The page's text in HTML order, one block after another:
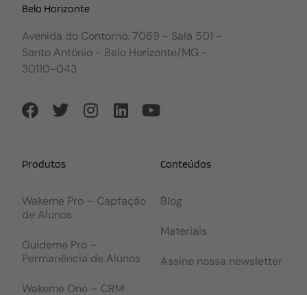
Belo Horizonte
Avenida do Contorno, 7069 - Sala 501 -
Santo Antônio - Belo Horizonte/MG -
30110-043
Produtos
Wakeme Pro – Captação
de Alunos
Guideme Pro –
Permanência de Alunos
Wakeme One – CRM
Conteúdos
Blog
Materiais
Assine nossa newsletter